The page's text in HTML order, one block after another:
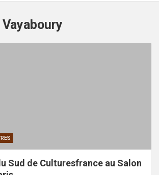
Vayaboury
Sud de Culturesfrance au Salon